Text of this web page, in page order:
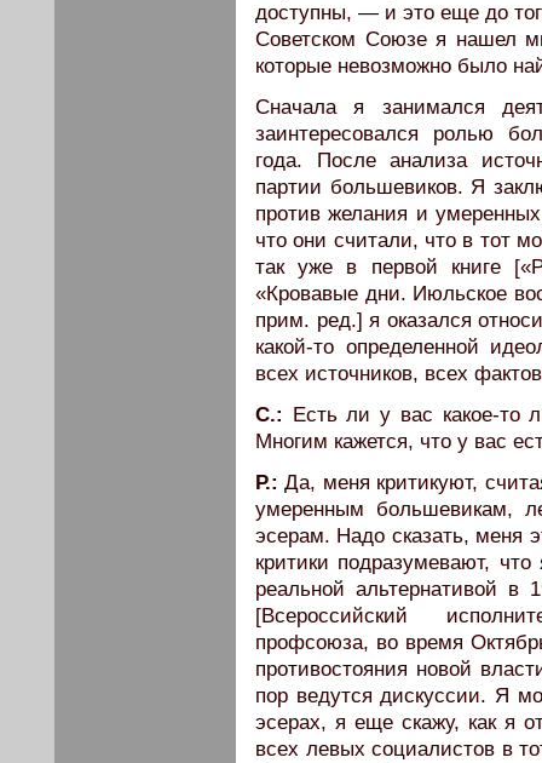
доступны, — и это еще до
Советском Союзе я нашел
которые невозможно было
Сначала я занимался
заинтересовался ролью
года. После анализа
партии большевиков. Я
против желания и
что они считали, что в тот
так уже в первой книге
«Кровавые дни. Июльское
прим. ред.] я оказался
какой-то определенной
всех источников, всех
C.:
Есть ли у вас какое-то
Многим кажется, что у вас
Р.: Да, меня критикуют,
умеренным большевикам,
эсерам. Надо сказать, меня
критики подразумевают,
реальной альтернативой
[Всероссийский
профсоюза, во время
противостояния новой
пор ведутся дискуссии. Я
эсерах, я еще скажу, как я
всех левых социалистов в